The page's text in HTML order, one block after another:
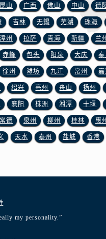
昆山 广西 佛山 中山 德
吉林 无锡 芜湖 珠海
漳州 拉萨 青海 新疆 兰
赤峰 包头 阳泉 大庆 秦
徐州 潍坊 九江 常州 嘉
绍兴 亳州 舟山 扬州
襄阳 株洲 湘潭 十堰
常德 泉州 柳州 桂林 惠
天水 泰州 盐城 香港
my personality.”